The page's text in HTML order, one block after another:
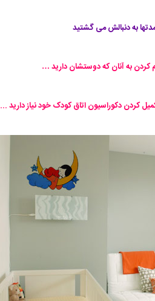
به دنبالش می گشتید
کردن به آنان که دوستشان دارید …
کردن دکوراسیون اتاق کودک خود نیاز دارید ...